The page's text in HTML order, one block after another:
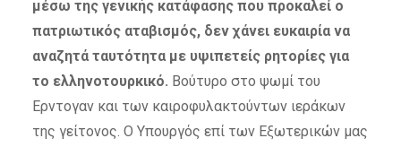
μέσω της γενικής κατάφασης που προκαλεί ο
πατριωτικός αταβισμός, δεν χάνει ευκαιρία να
αναζητά ταυτότητα με υψιπετείς ρητορίες για
το ελληνοτουρκικό. Βούτυρο στο ψωμί του
Ερντογαν και των καιροφυλακτούντων ιεράκων
της γείτονος. Ο Υπουργός επί των Εξωτερικών μας